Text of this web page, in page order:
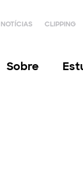
NOTÍCIAS CLIPPING
Sobre